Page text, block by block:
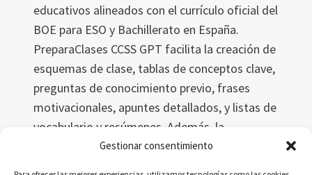
Gestionar consentimiento
educativos alineados con el currículo oficial del
BOE para ESO y Bachillerato en España.
PreparaClases CCSS GPT facilita la creación de
esquemas de clase, tablas de conceptos clave,
preguntas de conocimiento previo, frases
motivacionales, apuntes detallados, y listas de
vocabulario y resúmenes. Además, la
herramienta está en constante evolución,